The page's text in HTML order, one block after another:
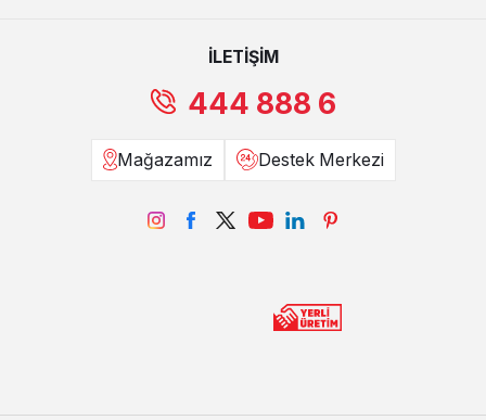
İLETİŞİM
444 888 6
Mağazamız Destek Merkezi